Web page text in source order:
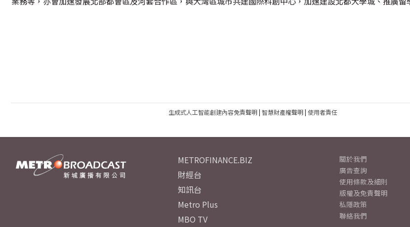
生成式人工智能創建內容免責聲明| 智慧財產權聲明| 使用者責任
METROFINANCE.BIZ
財經台
知訊台
Metro Plus
MBO TV
關於我們
廣告查詢
使用條款及細則
版權及免責聲明
私隱政策
聯絡我們